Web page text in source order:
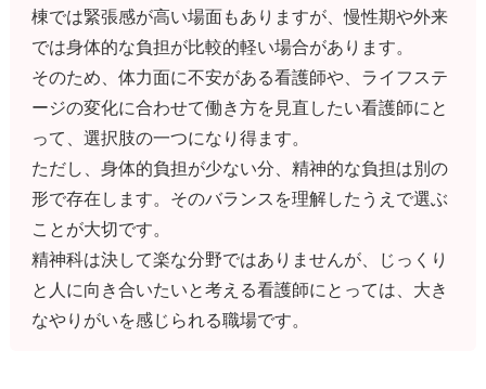
棟では緊張感が高い場面もありますが、慢性期や外来
では身体的な負担が比較的軽い場合があります。
そのため、体力面に不安がある看護師や、ライフステ
ージの変化に合わせて働き方を見直したい看護師にと
って、選択肢の一つになり得ます。
ただし、身体的負担が少ない分、精神的な負担は別の
形で存在します。そのバランスを理解したうえで選ぶ
ことが大切です。
精神科は決して楽な分野ではありませんが、じっくり
と人に向き合いたいと考える看護師にとっては、大き
なやりがいを感じられる職場です。